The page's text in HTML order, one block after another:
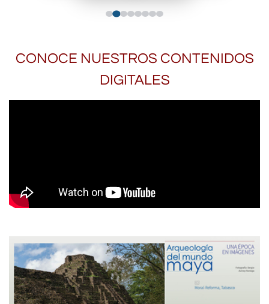
CONOCE NUESTROS CONTENIDOS
DIGITALES